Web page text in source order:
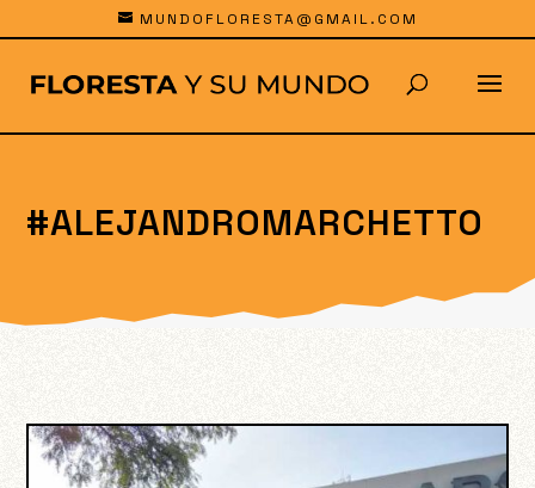
MUNDOFLORESTA@GMAIL.COM
#ALEJANDROMARCHETTO